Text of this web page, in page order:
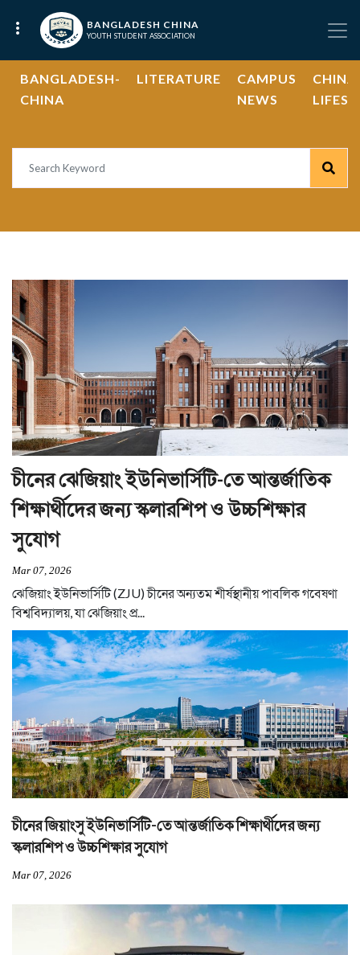
BANGLADESH CHINA
YOUTH STUDENT ASSOCIATION
BANGLADESH-
CHINA
LITERATURE
CAMPUS
NEWS
CHINA
চীনের ঝেজিয়াং ইউনিভার্সিটি-তে আন্তর্জাতিক
শিক্ষার্থীদের জন্য স্কলারশিপ ও উচ্চশিক্ষার
সুযোগ
Mar 07, 2026
ঝেজিয়াং ইউনিভার্সিটি (ZJU) চীনের অন্যতম শীর্ষস্থানীয় পাবলিক গবেষণা
বিশ্ববিদ্যালয়, যা ঝেজিয়াং প্র...
চীনের জিয়াংসু ইউনিভার্সিটি-তে আন্তর্জাতিক শিক্ষার্থীদের জন্য
স্কলারশিপ ও উচ্চশিক্ষার সুযোগ
Mar 07, 2026